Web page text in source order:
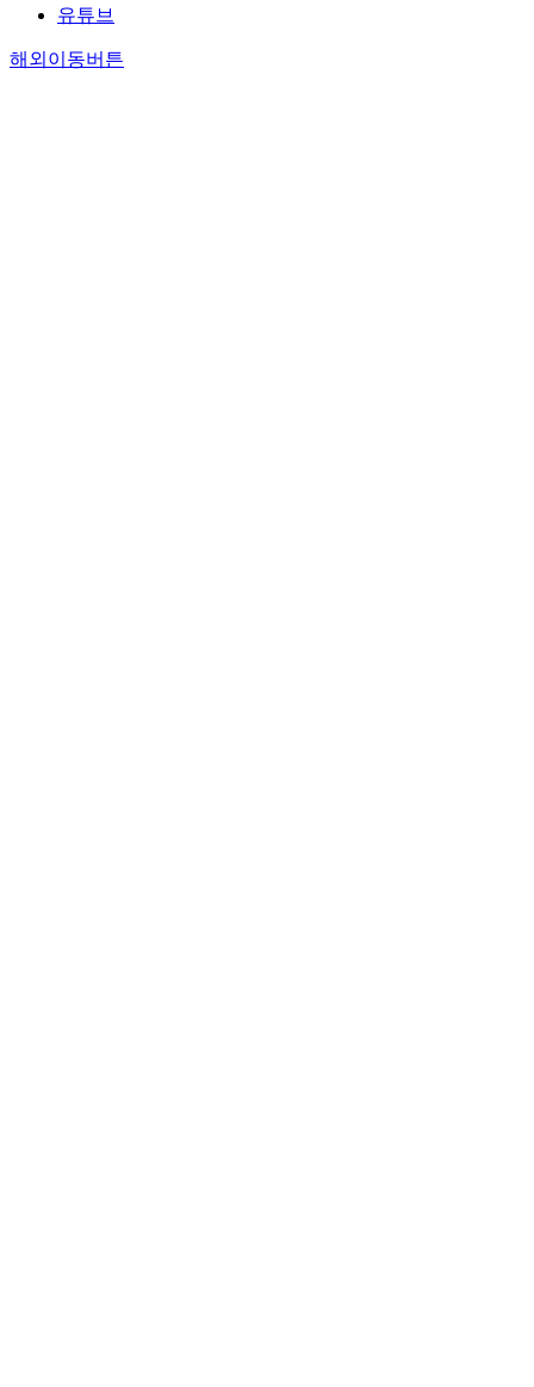
유튜브
해외이동버튼